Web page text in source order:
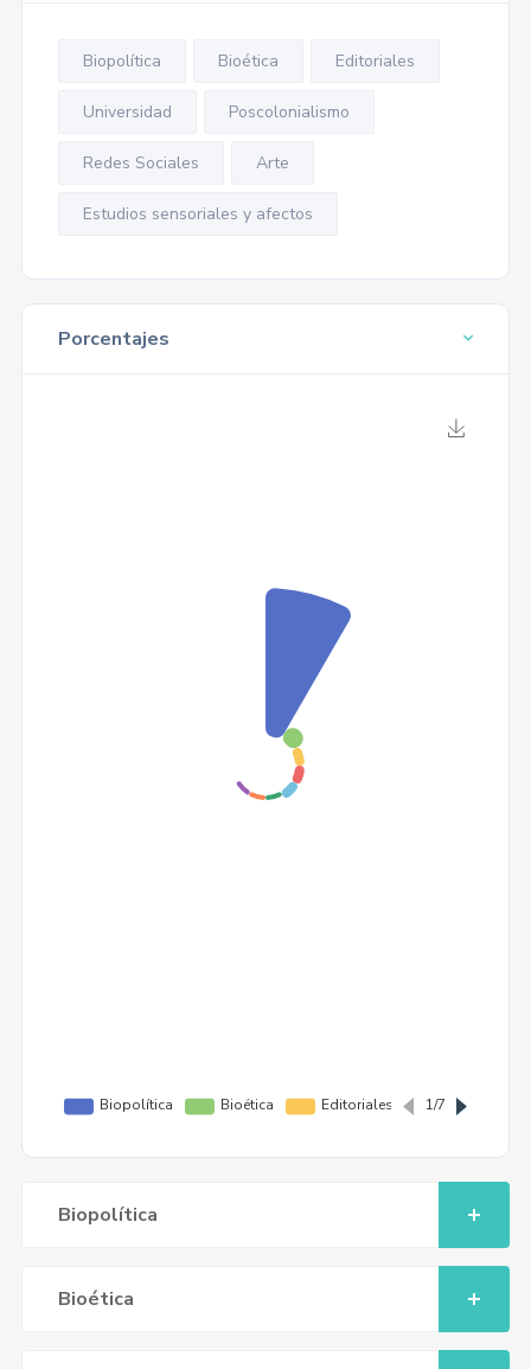
Biopolítica Bioética Editoriales
Universidad Poscolonialismo
Redes Sociales Arte
Estudios sensoriales y afectos
Porcentajes
Biopolítica
Bioética